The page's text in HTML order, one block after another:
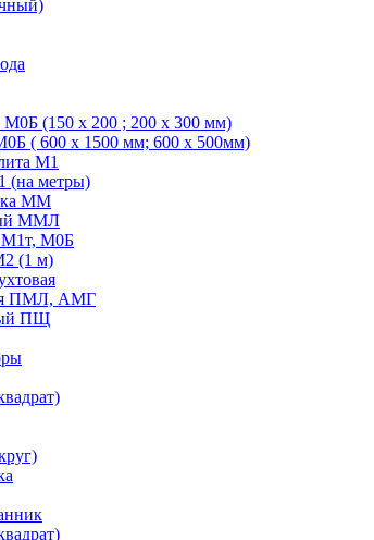
(150 х 200 ; 200 х 300 мм)
( 600 х 1500 мм; 600 х 500мм)
М1
(на метры)
ММ
ММЛ
М1т, М0Б
(1 м)
ПМЛ, АМГ
ПЩ